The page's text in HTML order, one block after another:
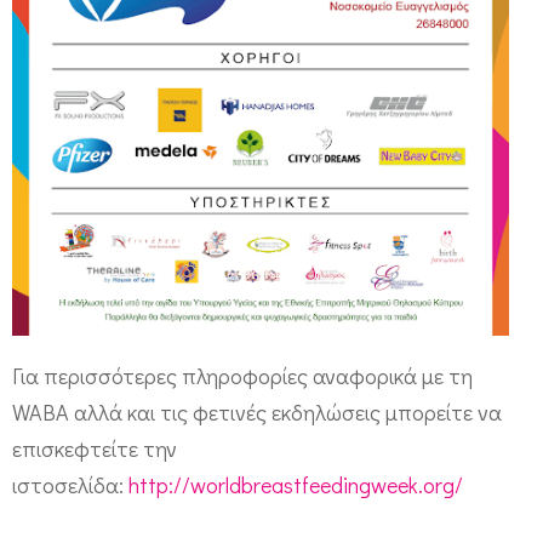
Για περισσότερες πληροφορίες αναφορικά με τη
WABA αλλά και τις φετινές εκδηλώσεις μπορείτε να
επισκεφτείτε την
ιστοσελίδα: http://worldbreastfeedingweek.org/